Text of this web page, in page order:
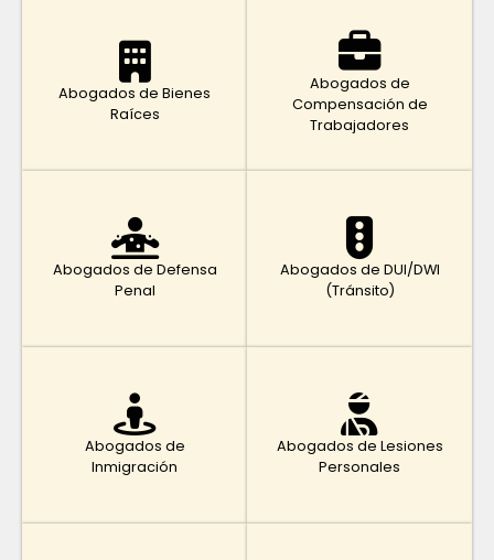
Abogados de Bienes
Raíces
Abogados de
Compensación de
Trabajadores
Abogados de Defensa
Penal
Abogados de DUI/DWI
(Tránsito)
Abogados de
Inmigración
Abogados de Lesiones
Personales